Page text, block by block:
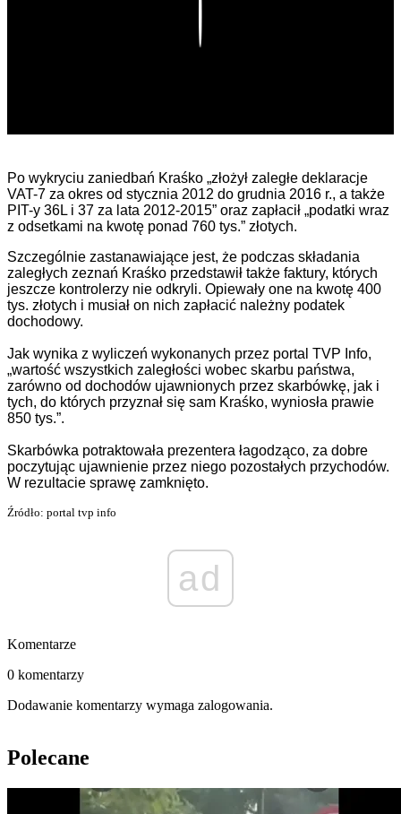
Po wykryciu zaniedbań Kraśko „złożył zaległe deklaracje
VAT-7 za okres od stycznia 2012 do grudnia 2016 r., a także
PIT-y 36L i 37 za lata 2012-2015” oraz zapłacił „podatki wraz
z odsetkami na kwotę ponad 760 tys.” złotych.
Szczególnie zastanawiające jest, że podczas składania
zaległych zeznań Kraśko przedstawił także faktury, których
jeszcze kontrolerzy nie odkryli. Opiewały one na kwotę 400
tys. złotych i musiał on nich zapłacić należny podatek
dochodowy.
Jak wynika z wyliczeń wykonanych przez portal TVP Info,
„wartość wszystkich zaległości wobec skarbu państwa,
zarówno od dochodów ujawnionych przez skarbówkę, jak i
tych, do których przyznał się sam Kraśko, wyniosła prawie
850 tys.”.
Skarbówka potraktowała prezentera łagodząco, za dobre
poczytując ujawnienie przez niego pozostałych przychodów.
W rezultacie sprawę zamknięto.
Źródło: portal tvp info
ad
Komentarze
0 komentarzy
Dodawanie komentarzy wymaga zalogowania.
Polecane